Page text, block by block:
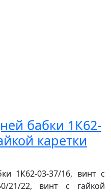
бабки 1К62-
каретки
1К62-03-37/16, винт с
21/22, винт с гайкой